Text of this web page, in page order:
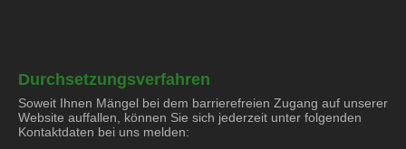
Durchsetzungsverfahren
Soweit Ihnen Mängel bei dem barrierefreien Zugang auf unserer
Website auffallen, können Sie sich jederzeit unter folgenden
Kontaktdaten bei uns melden: